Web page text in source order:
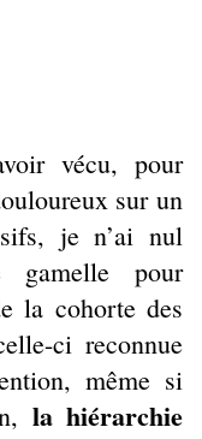
vécu, pour
sur un
je n’ai nul
pour
la cohorte des
ci reconnue
même si
la hiérarchie